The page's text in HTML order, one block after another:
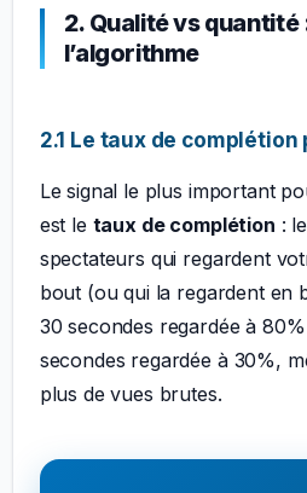
2. Qualité vs quantité
l’algorithme
2.1 Le taux de
Le signal le plus important
est le taux de complétion :
spectateurs qui regardent
bout (ou qui la regardent en
30 secondes regardée à
secondes regardée à 30%,
plus de vues brutes.